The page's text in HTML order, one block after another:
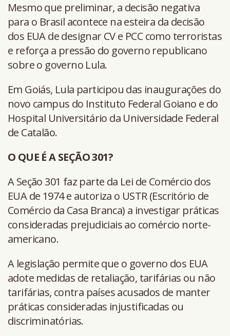
Mesmo que preliminar, a decisão negativa
para o Brasil acontece na esteira da decisão
dos EUA de designar CV e PCC como terroristas
e reforça a pressão do governo republicano
sobre o governo Lula.
Em Goiás, Lula participou das inaugurações do
novo campus do Instituto Federal Goiano e do
Hospital Universitário da Universidade Federal
de Catalão.
O QUE É A SEÇÃO 301?
A Seção 301 faz parte da Lei de Comércio dos
EUA de 1974 e autoriza o USTR (Escritório de
Comércio da Casa Branca) a investigar práticas
consideradas prejudiciais ao comércio norte-
americano.
A legislação permite que o governo dos EUA
adote medidas de retaliação, tarifárias ou não
tarifárias, contra países acusados de manter
práticas consideradas injustificadas ou
discriminatórias.